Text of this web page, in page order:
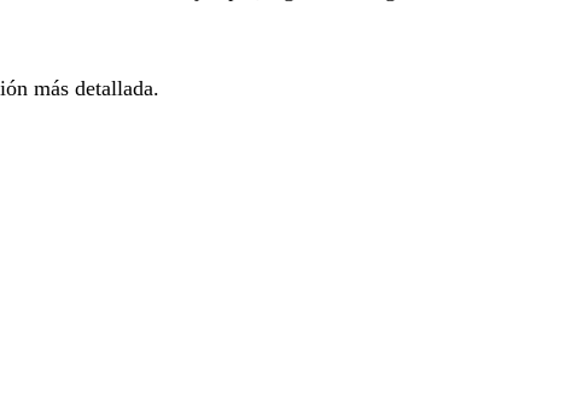
más detallada.